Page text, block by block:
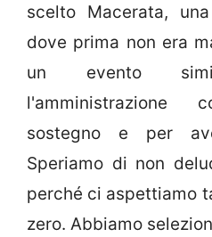
scelto Macerata,
dove prima non era
un evento
sostegno e per
Speriamo di non
perché ci aspettiamo
zero. Abbiamo